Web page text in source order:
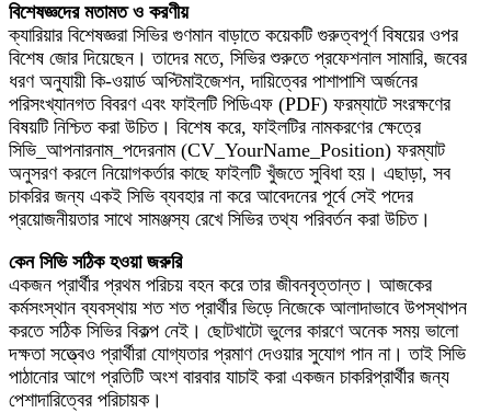
বিশেষজ্ঞদের মতামত ও করণীয়
ক্যারিয়ার বিশেষজ্ঞরা সিভির গুণমান বাড়াতে কয়েকটি গুরুত্বপূর্ণ বিষয়ের ওপর
বিশেষ জোর দিয়েছেন। তাদের মতে, সিভির শুরুতে প্রফেশনাল সামারি, জবের
ধরণ অনুযায়ী কি-ওয়ার্ড অপ্টিমাইজেশন, দায়িত্বের পাশাপাশি অর্জনের
পরিসংখ্যানগত বিবরণ এবং ফাইলটি পিডিএফ (PDF) ফরম্যাটে সংরক্ষণের
বিষয়টি নিশ্চিত করা উচিত। বিশেষ করে, ফাইলটির নামকরণের ক্ষেত্রে
সিভি_আপনারনাম_পদেরনাম (CV_YourName_Position) ফরম্যাট
অনুসরণ করলে নিয়োগকর্তার কাছে ফাইলটি খুঁজতে সুবিধা হয়। এছাড়া, সব
চাকরির জন্য একই সিভি ব্যবহার না করে আবেদনের পূর্বে সেই পদের
প্রয়োজনীয়তার সাথে সামঞ্জস্য রেখে সিভির তথ্য পরিবর্তন করা উচিত।
কেন সিভি সঠিক হওয়া জরুরি
একজন প্রার্থীর প্রথম পরিচয় বহন করে তার জীবনবৃত্তান্ত। আজকের
কর্মসংস্থান ব্যবস্থায় শত শত প্রার্থীর ভিড়ে নিজেকে আলাদাভাবে উপস্থাপন
করতে সঠিক সিভির বিকল্প নেই। ছোটখাটো ভুলের কারণে অনেক সময় ভালো
দক্ষতা সত্ত্বেও প্রার্থীরা যোগ্যতার প্রমাণ দেওয়ার সুযোগ পান না। তাই সিভি
পাঠানোর আগে প্রতিটি অংশ বারবার যাচাই করা একজন চাকরিপ্রার্থীর জন্য
পেশাদারিত্বের পরিচায়ক।